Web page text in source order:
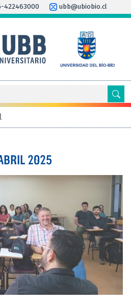
422463000 ubb@ubiobio.cl
2025